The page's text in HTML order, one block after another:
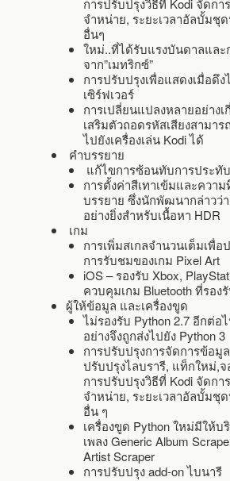
การปรับปรุงวิธีที่ Kodi จัดกา
จำหน่าย, ระยะเวลาอัลบั้มชุ
อื่นๆ
ใหม่..ที่ได้รับแรงบันดาลและ
จาก”เมทริกซ์”
การปรับปรุงเพื่อแสดงเมื่อดึง
เซิร์ฟเวอร์
การเปลี่ยนแปลงหลายอย่าง
เสริมตัวถอดรหัสเสียงสามา
ไปยังเครื่องเล่น Kodi ได้
คำบรรยาย
แก้ไขการซ้อนทับการประทับ
การตั้งค่าสีเทาเข้มและควา
บรรยาย ซึ่งนักพัฒนากล่าวว่
อย่างยิ่งสำหรับเนื้อหา HDR
เกม
การเพิ่มสเกลจำนวนเต็มเพื่
การรับชมของเกม Pixel Art
iOS – รองรับ Xbox,
ควบคุมเกม Bluetooth ที่รอง
ผู้ให้ข้อมูล และเครื่องขูด
ไม่รองรับ Python 2.7 อีกต่อ
อย่างจึงถูกส่งไปยัง Python 3
การปรับปรุงการจัดการข้อมู
ปรับปรุงไลบรารี, แท็กใหม่,
การปรับปรุงวิธีที่ Kodi จัดกา
จำหน่าย, ระยะเวลาอัลบั้มชุ
อื่น ๆ
เครื่องขูด Python ใหม่มีให้บ
เพลง Generic Album
Artist Scraper
การปรับปรุง add-on ไบนารี